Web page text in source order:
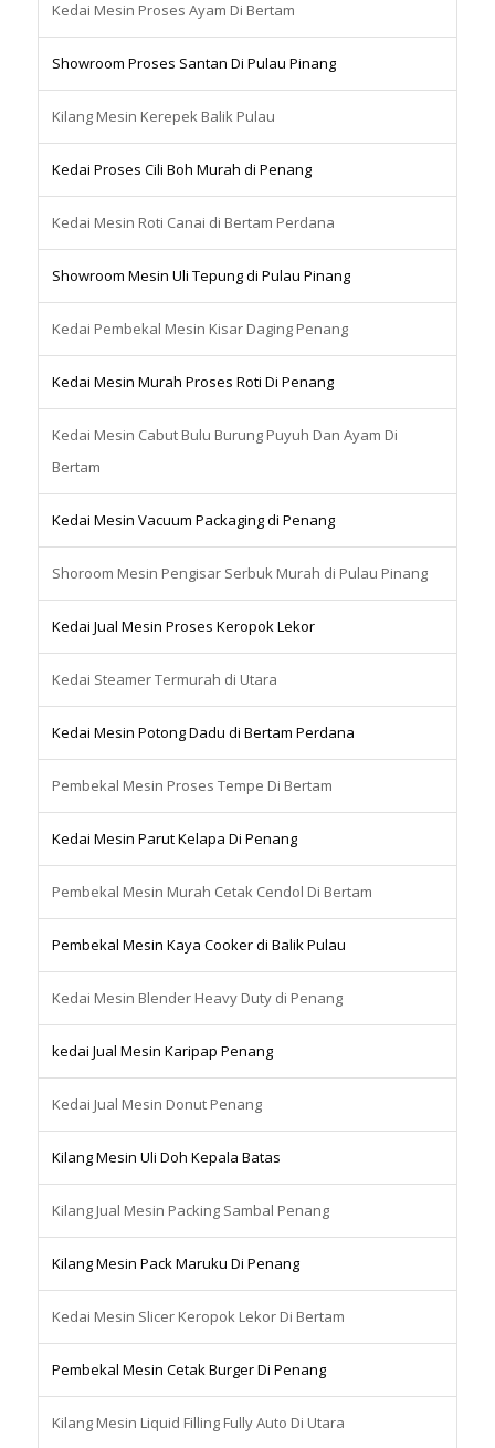
Kedai Mesin Proses Ayam Di Bertam
Showroom Proses Santan Di Pulau Pinang
Kilang Mesin Kerepek Balik Pulau
Kedai Proses Cili Boh Murah di Penang
Kedai Mesin Roti Canai di Bertam Perdana
Showroom Mesin Uli Tepung di Pulau Pinang
Kedai Pembekal Mesin Kisar Daging Penang
Kedai Mesin Murah Proses Roti Di Penang
Kedai Mesin Cabut Bulu Burung Puyuh Dan Ayam Di
Bertam
Kedai Mesin Vacuum Packaging di Penang
Shoroom Mesin Pengisar Serbuk Murah di Pulau Pinang
Kedai Jual Mesin Proses Keropok Lekor
Kedai Steamer Termurah di Utara
Kedai Mesin Potong Dadu di Bertam Perdana
Pembekal Mesin Proses Tempe Di Bertam
Kedai Mesin Parut Kelapa Di Penang
Pembekal Mesin Murah Cetak Cendol Di Bertam
Pembekal Mesin Kaya Cooker di Balik Pulau
Kedai Mesin Blender Heavy Duty di Penang
kedai Jual Mesin Karipap Penang
Kedai Jual Mesin Donut Penang
Kilang Mesin Uli Doh Kepala Batas
Kilang Jual Mesin Packing Sambal Penang
Kilang Mesin Pack Maruku Di Penang
Kedai Mesin Slicer Keropok Lekor Di Bertam
Pembekal Mesin Cetak Burger Di Penang
Kilang Mesin Liquid Filling Fully Auto Di Utara